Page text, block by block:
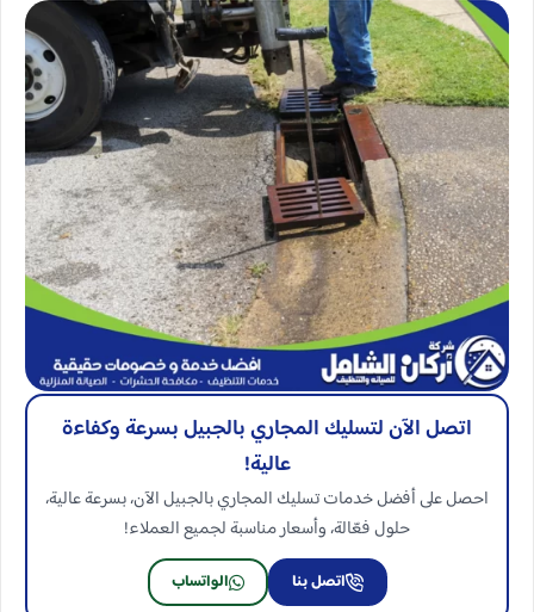
اتصل الآن لتسليك المجاري بالجبيل بسرعة وكفاءة
عالية!
احصل على أفضل خدمات تسليك المجاري بالجبيل الآن، بسرعة عالية،
حلول فعّالة، وأسعار مناسبة لجميع العملاء!
اتصل بنا الواتساب